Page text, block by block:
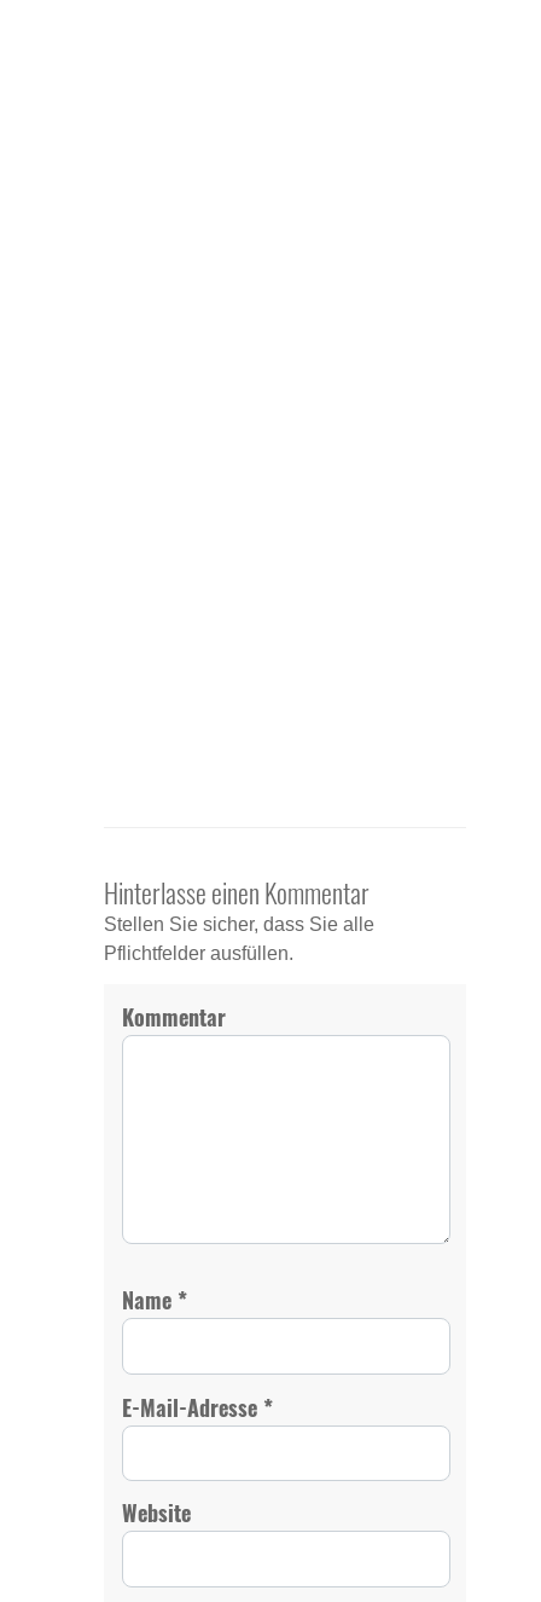
Hinterlasse einen Kommentar
Stellen Sie sicher, dass Sie alle
Pflichtfelder ausfüllen.
Kommentar
Name *
E-Mail-Adresse *
Website